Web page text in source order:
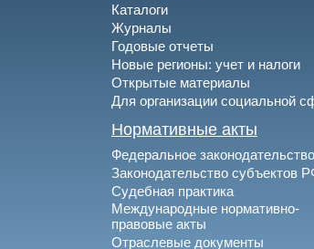
Каталоги
Журналы
Годовые отчеты
Новые регионы: учет и налоги
Открытые материалы
Для организации социальной
Нормативные акты
Федеральное законодательство
Законодательство субъектов
Судебная практика
Международные нормативно-
правовые акты
Отраслевые документы